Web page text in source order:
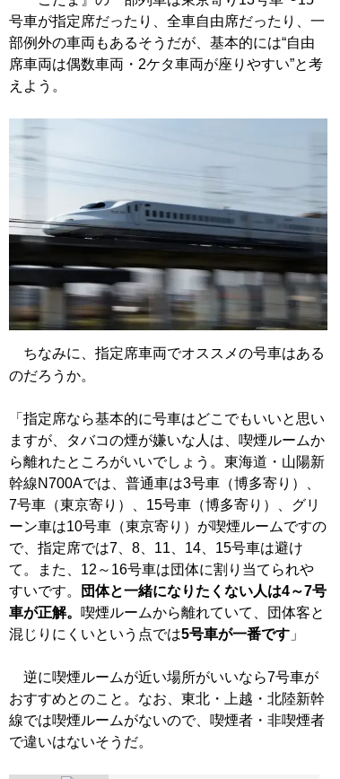
号車が指定席だったり、全車自由席だったり、一
部例外の車両もあるそうだが、基本的には“自由
席車両は偶数車両・2ケタ車両が座りやすい”と考
えよう。
ちなみに、指定席車両でオススメの号車はある
のだろうか。
「指定席なら基本的に号車はどこでもいいと思い
ますが、タバコの煙が嫌いな人は、喫煙ルームか
ら離れたところがいいでしょう。東海道・山陽新
幹線N700Aでは、普通車は3号車（博多寄り）、
7号車（東京寄り）、15号車（博多寄り）、グリ
ーン車は10号車（東京寄り）が喫煙ルームですの
で、指定席では7、8、11、14、15号車は避け
て。また、12～16号車は団体に割り当てられや
すいです。
団体と一緒になりたくない人は4～7号
車が正解。 喫煙ルームから離れていて、団体客と
混じりにくいという点では5号車が一番です 」
逆に喫煙ルームが近い場所がいいなら7号車が
おすすめとのこと。なお、東北・上越・北陸新幹
線では喫煙ルームがないので、喫煙者・非喫煙者
で違いはないそうだ。